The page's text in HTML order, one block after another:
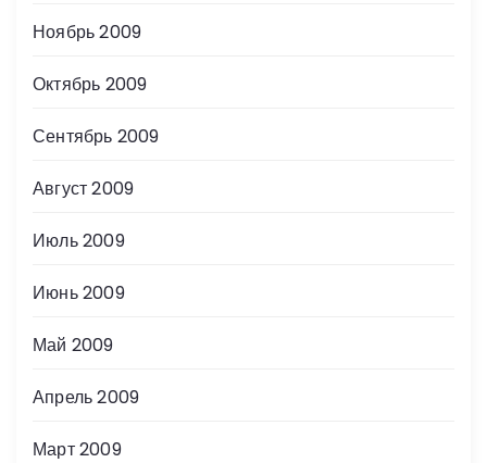
Ноябрь 2009
Октябрь 2009
Сентябрь 2009
Август 2009
Июль 2009
Июнь 2009
Май 2009
Апрель 2009
Март 2009